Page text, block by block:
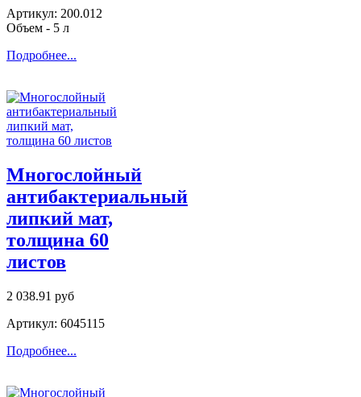
Артикул: 200.012
Объем - 5 л
Подробнее...
Многослойный
антибактериальный
липкий мат,
толщина 60
листов
2 038.91 руб
Артикул: 6045115
Подробнее...